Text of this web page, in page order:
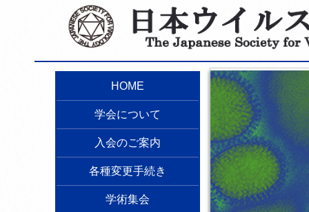
HOME
学会について
入会のご案内
各種変更手続き
学術集会